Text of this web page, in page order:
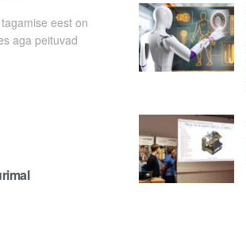
eest on
aga peituvad